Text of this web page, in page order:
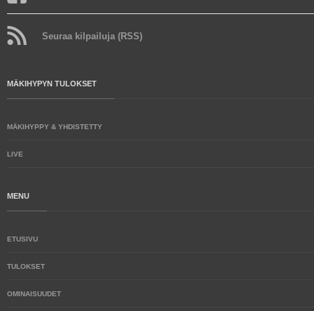
Seuraa kilpailuja (RSS)
MÄKIHYPYN TULOKSET
MÄKIHYPPY & YHDISTETTY
LIVE
MENU
ETUSIVU
TULOKSET
OMINAISUUDET